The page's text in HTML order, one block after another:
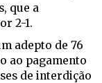
que a
2-1.
adepto de 76
ao pagamento
de interdição